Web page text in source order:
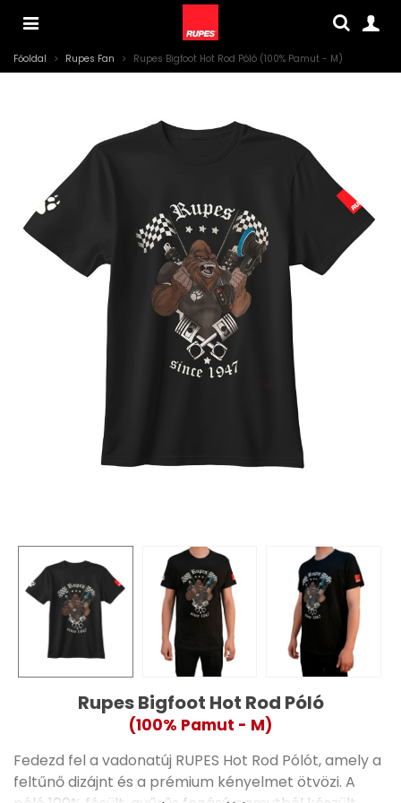
Főoldal > Rupes Fan > Rupes Bigfoot Hot Rod Póló (100% Pamut - M)
Rupes Bigfoot Hot Rod Póló
(100% Pamut - M)
Fedezd fel a vadonatúj RUPES Hot Rod Pólót, amely a
feltűnő dizájnt és a prémium kényelmet ötvözi. A